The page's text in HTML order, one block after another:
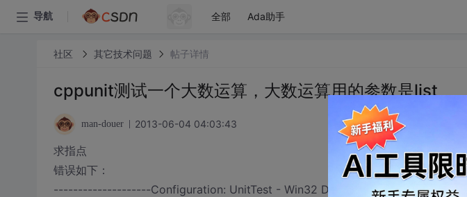
导航 全部 Ada助手
社区 其它技术问题 帖子详情
cppunit测试一个大数运算，大数运算用的参数是list
man-douer 2013-06-04 04:03:43
求指点
错误如下：
--------------------Configuration: UnitTest - Win32 Debug--------------------